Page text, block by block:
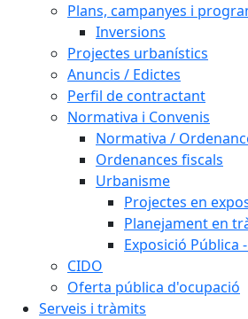
Plans, campanyes i
Inversions
Projectes urbanístics
Anuncis / Edictes
Perfil de contractant
Normativa i Convenis
Normativa /
Ordenances fiscals
Urbanisme
Projectes en
Planejament en
Exposició Pública
CIDO
Oferta pública d'ocupació
Serveis i tràmits